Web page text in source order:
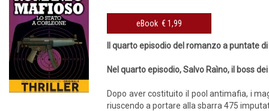
eBook € 1,99
Il quarto episodio del romanzo a puntate
Nel quarto episodio, Salvo Raìno, il boss
Dopo aver costituito il pool antimafia, i
riuscendo a portare alla sbarra 475